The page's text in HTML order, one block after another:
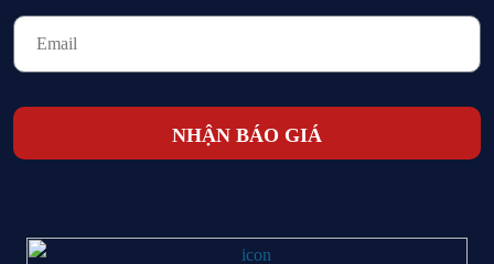
NHẬN BÁO GIÁ